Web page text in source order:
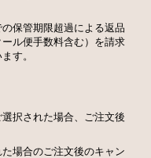
保管期限超過による返品
ル便手数料含む）を請求
す。
択された場合、ご注文後
場合のご注文後のキャン